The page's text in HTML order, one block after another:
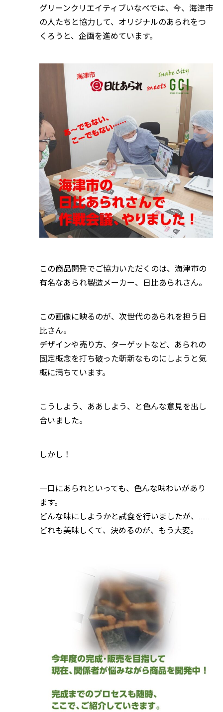
グリーンクリエイティブいなべでは、今、海津市
の人たちと協力して、オリジナルのあられをつ
くろうと、企画を進めています。
この商品開発でご協力いただくのは、海津市の
有名なあられ製造メーカー、日比あられさん。
この画像に映るのが、次世代のあられを担う日
比さん。
デザインや売り方、ターゲットなど、あられの
固定概念を打ち破った斬新なものにしようと気
概に満ちています。
こうしよう、ああしよう、と色んな意見を出し
合いました。
しかし！
一口にあられといっても、色んな味わいがあり
ます。
どんな味にしようかと試食を行いましたが、……
どれも美味しくて、決めるのが、もう大変。